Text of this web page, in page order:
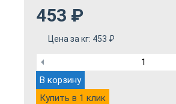
453 ₽
Цена за кг: 453 ₽
В корзину
Купить в 1 клик